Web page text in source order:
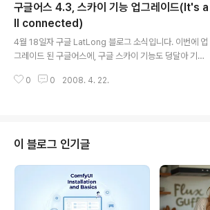
군 연구 실험실(Naval Research Laboratory)에서 한
시간마다 제작한다고 합니다. 우리나라에서는 제공되지 않
지만, 레이더 영상은 매 15분마다 갱신된다고 하네요. 아래
그림은 서울 부근에서 하늘이 보이도록 설정한 화면인데
요, 여기에서 보이는 구름이 그냥 그래픽으로 제작된 것이
아니라, 실제의 구름레이어를 사용하여 표시한 것입니다.
구글어스 4.3, 스카이 기능 업그레이드(It's a
ll connected)
4월 18일자 구글 LatLong 블로그 소식입니다. 이번에 업
그레이드 된 구글어스에, 구글 스카이 기능도 덩달아 기능
카이모드로, 또 반대로 전환할 때 속도가 빨라졌습니다. 실
tron와 Virtual Tourism 은 교육센터 폴더에 추가되었으
며, Hubblecast와 StarDate는 현재 스카이이벤트 폴더
를 열어보시면 나옵니다. 이중에서 Virtual Tourism은 정
말 구경해보실 만 하다고 생각하여 따로 설명드려보겠습니
다. http://www..
0 0 2008. 4. 22.
이 블로그 인기글